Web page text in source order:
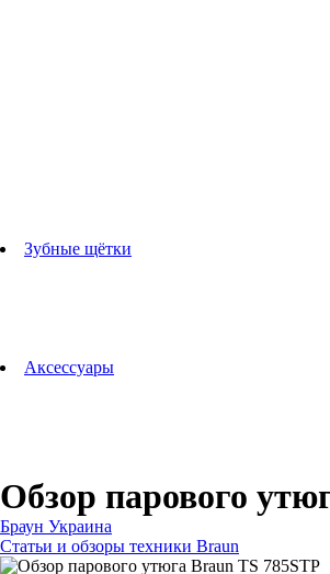
Зубные щётки
Аксессуары
Обзор парового
Браун Украина
Статьи и обзоры техники Braun